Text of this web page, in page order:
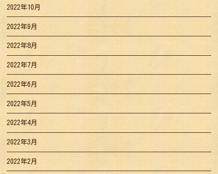
2022年10月
2022年9月
2022年8月
2022年7月
2022年6月
2022年5月
2022年4月
2022年3月
2022年2月